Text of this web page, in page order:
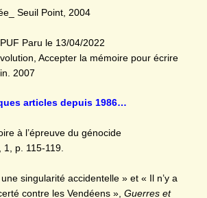
Seuil Point, 2004
Paru le 13/04/2022
Accepter la mémoire pour écrire
2007
articles depuis 1986…
à l’épreuve du génocide
1, p. 115-119.
singularité accidentelle » et « Il n’y a
contre les Vendéens », Guerres et